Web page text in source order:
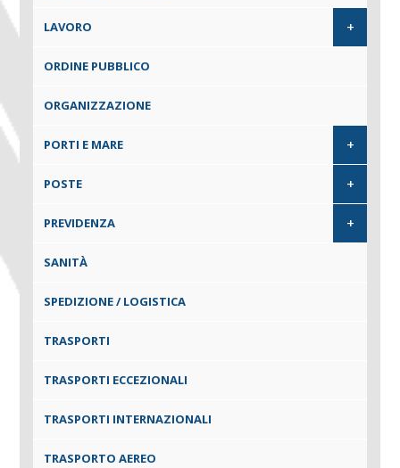
LAVORO +
ORDINE PUBBLICO
ORGANIZZAZIONE
PORTI E MARE +
POSTE +
PREVIDENZA +
SANITÀ
SPEDIZIONE / LOGISTICA
TRASPORTI
TRASPORTI ECCEZIONALI
TRASPORTI INTERNAZIONALI
TRASPORTO AEREO